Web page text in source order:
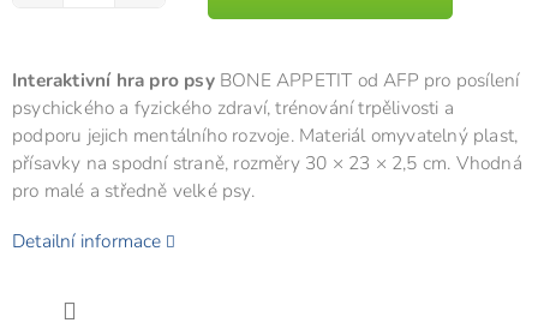
Interaktivní hra pro psyBONE APPETIT od AFP pro posílení
psychického a fyzického zdraví, trénování trpělivosti a
podporu jejich mentálního rozvoje. Materiál omyvatelný plast,
přísavky na spodní straně, rozměry 30 × 23 × 2,5 cm. Vhodná
pro malé a středně velké psy.
Detailní informace